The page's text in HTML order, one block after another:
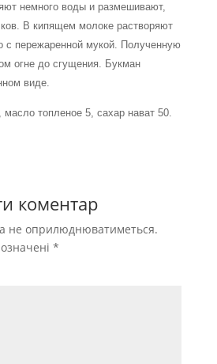
немного воды и размешивают,
В кипящем молоке растворяют
с пережаренной мукой. Полученную
огне до сгущения. Букман
виде.
топленое 5, сахар нават 50.
коментар
не оприлюднюватиметься.
*